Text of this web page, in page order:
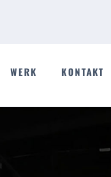
WERK KONTAKT